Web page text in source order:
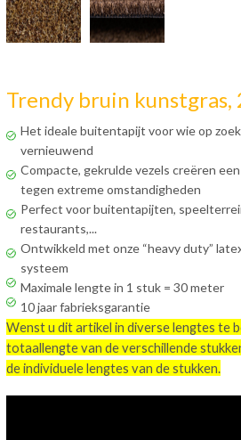
Trendy bruin kunstgras,
Het ideale buitentapijt voor wie op
vernieuwend
Compacte, gekrulde vezels creëren
tegen extreme omstandigheden
Perfect voor buitentapijten,
restaurants,...
Ontwikkeld met onze “heavy duty”
systeem
Maximale lengte in 1 stuk = 30 meter
10 jaar fabrieksgarantie
Wenst u dit artikel in diverse lengtes te
totaallengte van de verschillende
de individuele lengtes van de stukken.